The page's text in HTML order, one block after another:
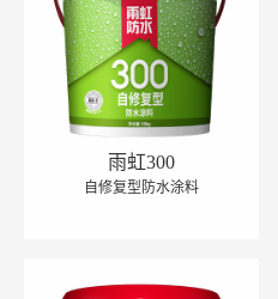
雨虹300
自修复型防水涂料